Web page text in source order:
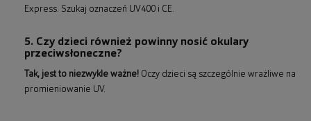
Express. Szukaj oznaczeń UV400 i CE.
5. Czy dzieci również powinny nosić okulary
przeciwsłoneczne?
Tak, jest to niezwykle ważne! Oczy dzieci są szczególnie wrażliwe na
promieniowanie UV.